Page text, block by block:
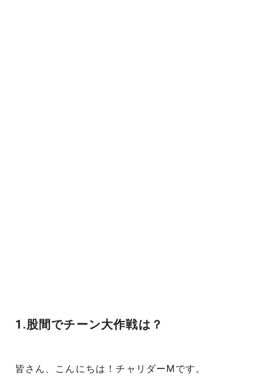
1.股間でチーン大作戦は？
皆さん、こんにちは！チャリダーMです。